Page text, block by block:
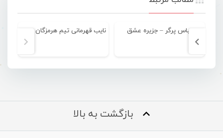
عباس پرگر – جزیره عشق
بازگشت به بالا